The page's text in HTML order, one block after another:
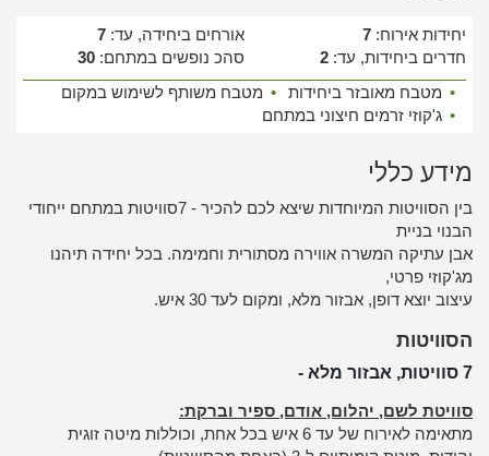
יחידות אירוח: 7 אורחים ביחידה, עד: 7
חדרים ביחידות, עד: 2 סהכ נופשים במתחם: 30
• מטבח מאובזר ביחידות • מטבח משותף לשימוש במקום
• ג'קוזי זרמים חיצוני במתחם
מידע כללי
בין הסוויטות המיוחדות שיצא לכם להכיר - 7סוויטות במתחם ייחודי
הבנוי בניית
אבן עתיקה המשרה אווירה מסתורית וחמימה. בכל יחידה תיהנו
מג'קוזי פרטי,
עיצוב יוצא דופן, אבזור מלא, ומקום לעד 30 איש.
הסוויטות
7 סוויטות, אבזור מלא -
סוויטת לשם, יהלום, אודם, ספיר וברקת:
מתאימה לאירוח של עד 6 איש בכל אחת, וכוללות מיטה זוגית